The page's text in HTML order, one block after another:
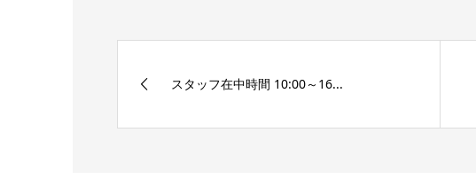
スタッフ在中時間 10:00～16...